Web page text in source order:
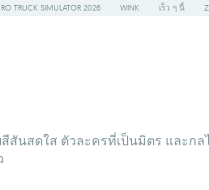
TRUCK SIMULATOR 2026 WINK เร็ว ๆ นี้
นสดใส ตัวละครที่เป็นมิตร และก